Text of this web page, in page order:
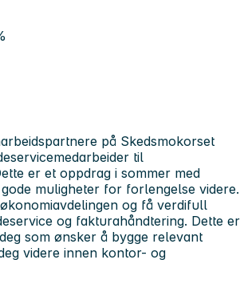
på Skedsmokorset
til
er et oppdrag i sommer med
muligheter for forlengelse videre.
og få verdifull
og fakturahåndtering. Dette er
som ønsker å bygge relevant
videre innen kontor- og